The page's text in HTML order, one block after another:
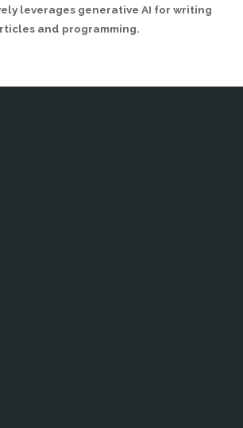
leverages generative AI for writing
and programming.